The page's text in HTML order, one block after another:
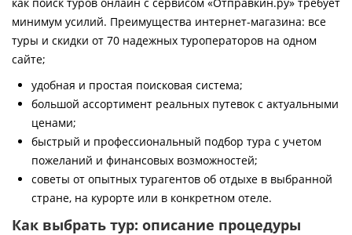
минимум усилий. Преимущества интернет-магазина: все
туры и скидки от 70 надежных туроператоров на одном
сайте;
удобная и простая поисковая система;
большой ассортимент реальных путевок с актуальными
ценами;
быстрый и профессиональный подбор тура с учетом
пожеланий и финансовых возможностей;
советы от опытных турагентов об отдыхе в выбранной
стране, на курорте или в конкретном отеле.
Как выбрать тур: описание процедуры